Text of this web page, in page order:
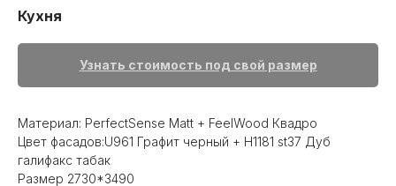
Кухня
Узнать стоимость под свой размер
Материал: PerfectSense Matt + FeelWood Квадро
Цвет фасадов:U961 Графит черный + H1181 st37 Дуб
галифакс табак
Размер 2730*3490